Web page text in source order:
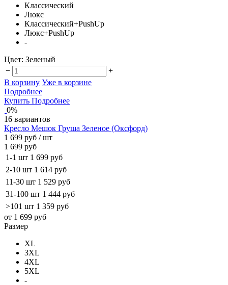
Классический
Люкс
Классический+PushUp
Люкс+PushUp
-
Цвет: Зеленый
−
+
В корзину Уже в корзине
Подробнее
Купить Подробнее
0%
16 вариантов
Кресло Мешок Груша Зеленое (Оксфорд)
1 699 руб / шт
1 699 руб
1-1 шт 1 699 руб
2-10 шт 1 614 руб
11-30 шт 1 529 руб
31-100 шт 1 444 руб
>101 шт 1 359 руб
от 1 699 руб
Размер
XL
3XL
4XL
5XL
-